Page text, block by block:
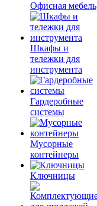
Офисная мебель
Шкафы и
тележки для
инструмента
Гардеробные
системы
Мусорные
контейнеры
Ключницы